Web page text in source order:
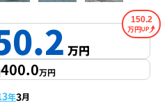
万円
150.2
万円
400.0万円
年3月